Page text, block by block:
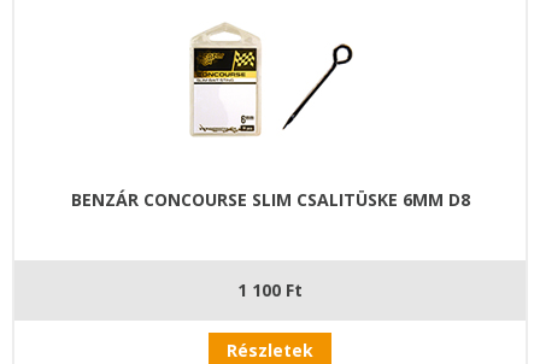
BENZÁR CONCOURSE SLIM CSALITÜSKE 6MM D8
1 100 Ft
Részletek